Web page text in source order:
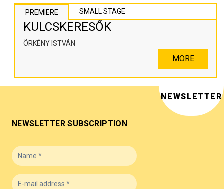
PREMIERE SMALL STAGE
KULCSKERESŐK
ÖRKÉNY ISTVÁN
MORE
NEWSLETTER
NEWSLETTER SUBSCRIPTION